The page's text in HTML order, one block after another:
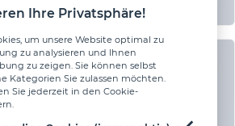
ZWEI BAUSTEINE, EIN
in der Baupraxis.
Ihre Privatsphäre!
um unsere Website optimal zu
zu analysieren und Ihnen
zu zeigen. Sie können selbst
Kategorien Sie zulassen möchten.
Sie jederzeit in den Cookie-